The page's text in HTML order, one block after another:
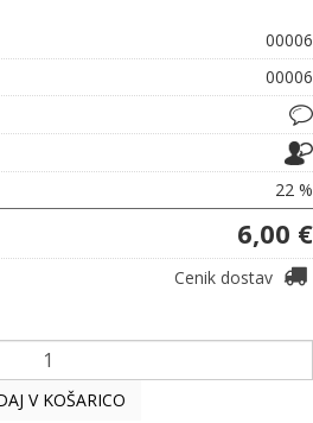
00006
00006
22 %
6,00 €
Cenik dostav
V KOŠARICO